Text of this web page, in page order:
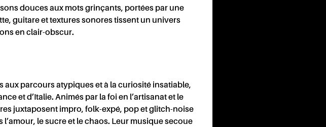
douces aux mots grinçants, portées par une
guitare et textures sonores tissent un univers
en clair-obscur.
aux parcours atypiques et à la curiosité insatiable,
et d’Italie. Animés par la foi en l’artisanat et le
juxtaposent impro, folk-expé, pop et glitch-noise
le sucre et le chaos. Leur musique secoue